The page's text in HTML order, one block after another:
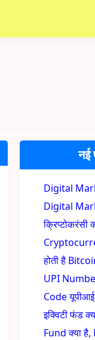
नई
Digital
Digital
क्रिप्टोकरंसी
होती है
UPI
Code
इक्विटी फंड
Fund क्या